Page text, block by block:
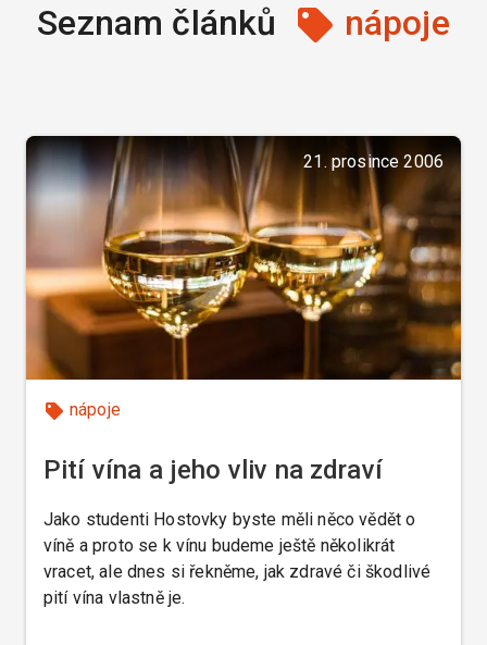
Seznam článků nápoje
21. prosince 2006
nápoje
Pití vína a jeho vliv na zdraví
Jako studenti Hostovky byste měli něco vědět o
víně a proto se k vínu budeme ještě několikrát
vracet, ale dnes si řekněme, jak zdravé či škodlivé
pití vína vlastně je.